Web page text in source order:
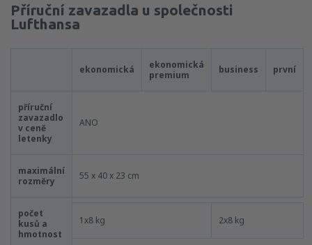
Příruční zavazadla u společnosti
Lufthansa
ekonomická
ekonomická
premium
business první
příruční
zavazadlo
v ceně
letenky
ANO
maximální
rozměry
55 x 40 x 23 cm
počet
kusů a
hmotnost
1x8 kg 2x8 kg